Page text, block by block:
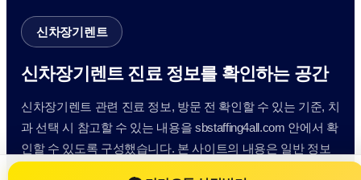
신차장기렌트
신차장기렌트 진료 정보를 확인하는 공간
신차장기렌트 관련 진료 정보, 방문 전 확인할 수 있는 기준, 치
과 선택 시 참고할 수 있는 내용을 sbstaffing4all.com 안에서 확
인할 수 있도록 구성했습니다. 본 사이트의 내용은 일반 정보